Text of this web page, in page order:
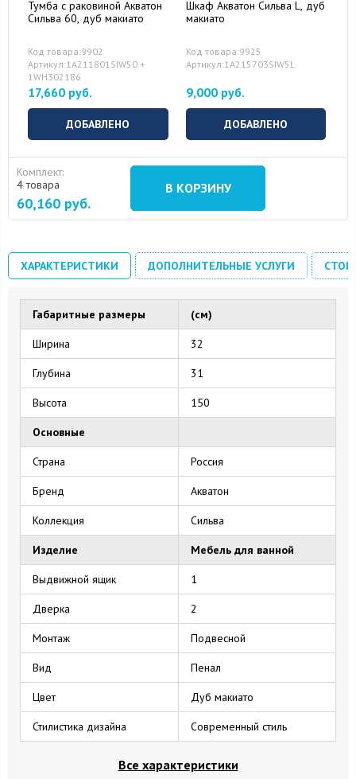
Тумба с раковиной Акватон
Сильва 60, дуб макиато
Код товара:9902
Артикул:1A211801SIW50 +
1WH302186
17,660 руб.
ДОБАВЛЕНО
Шкаф Акватон Сильва L, дуб
макиато
Код товара:9925
Артикул:1A215703SIW5L
9,000 руб.
ДОБАВЛЕНО
Комплект:
4 товара
60,160 руб.
В КОРЗИНУ
ХАРАКТЕРИСТИКИ ДОПОЛНИТЕЛЬНЫЕ УСЛУГИ
Габаритные размеры (см)
Ширина 32
Глубина 31
Высота 150
Основные
Страна Россия
Бренд Акватон
Коллекция Сильва
Изделие Мебель для ванной
Выдвижной ящик 1
Дверка 2
Монтаж Подвесной
Вид Пенал
Цвет Дуб макиато
Стилистика дизайна Современный стиль
Все характеристики